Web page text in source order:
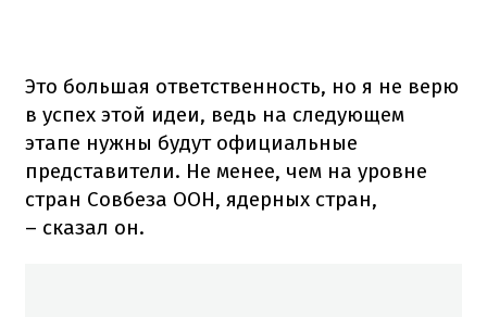
Это большая ответственность, но я не верю
в успех этой идеи, ведь на следующем
этапе нужны будут официальные
представители. Не менее, чем на уровне
стран Совбеза ООН, ядерных стран,
– сказал он.